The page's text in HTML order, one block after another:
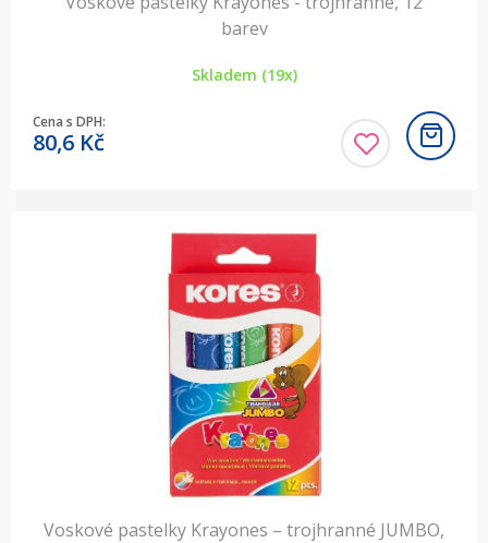
barev
Skladem (19x)
Cena s DPH:
80,6 Kč
Voskové pastelky Krayones – trojhranné JUMBO,